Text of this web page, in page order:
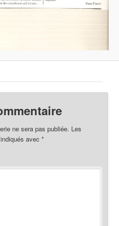
ne sera pas publiée. Les
avec*